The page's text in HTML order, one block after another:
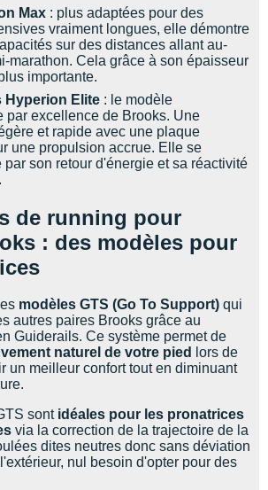
Max : plus adaptées pour des
vraiment longues, elle démontre
sur des distances allant au-
marathon. Cela grâce à son épaisseur
importante.
Hyperion Elite : le modèle
par excellence de Brooks. Une
et rapide avec une plaque
une propulsion accrue. Elle se
par son retour d'énergie et sa réactivité
de running pour
: des modèles pour
modèles GTS (Go To Support) qui
autres paires Brooks grâce au
Guiderails. Ce système permet de
naturel de votre pied
lors de
un meilleur confort tout en diminuant
sont idéales pour les pronatrices
via la correction de la trajectoire de la
dites neutres donc sans déviation
nul besoin d'opter pour des